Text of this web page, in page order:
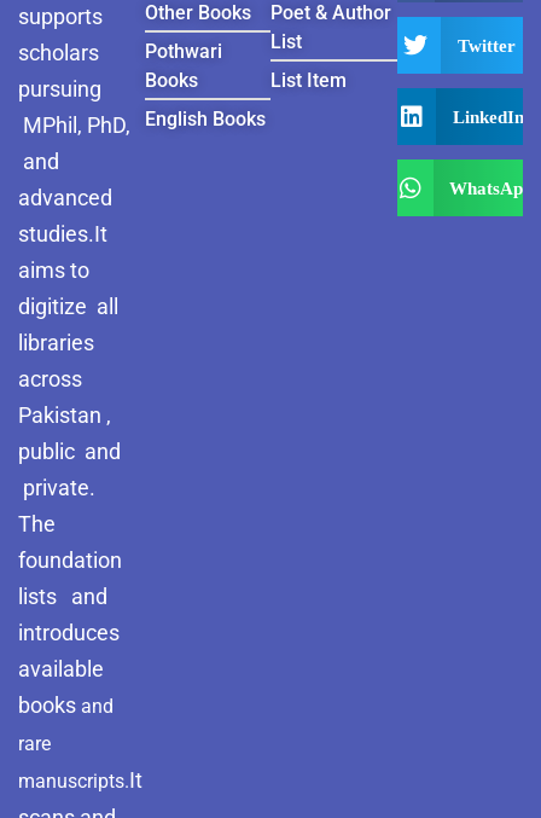
supports
scholars
pursuing
MPhil, PhD,
and
advanced
studies.It
aims to
digitize all
libraries
across
Pakistan ,
public and
private.
The
foundation
lists and
introduces
available
books and
rare
manuscripts.It
Other Books
Pothwari
Books
English Books
Poet & Author
List
List Item
Twitter
LinkedIn
WhatsApp